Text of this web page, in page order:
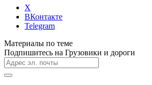
X
ВКонтакте
Telegram
Материалы по теме
Подпишитесь на Грузовики и дороги